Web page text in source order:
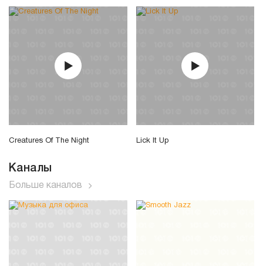
Creatures Of The Night Lick It Up
Каналы
Больше каналов